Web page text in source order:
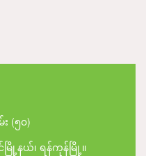
(၅၀)
နယ်၊ ရန်ကုန်မြို့။